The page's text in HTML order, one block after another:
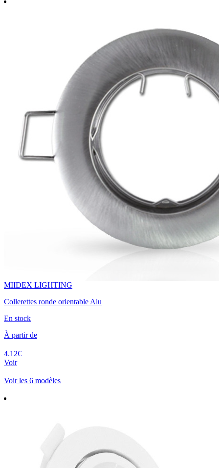
MIIDEX LIGHTING
Collerettes ronde orientable Alu
En stock
À partir de
4.12€
Voir
Voir les 6 modèles